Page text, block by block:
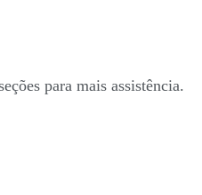
para mais assistência.